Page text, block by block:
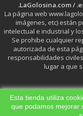
.LaGolosina.com /
La página web
imágenes, etc) están
intelectual e industrial y
Se prohibe cualquier
autorizada de esta
responsabilidades
lugar a que
Esta tienda utiliza
que podamos mejorar